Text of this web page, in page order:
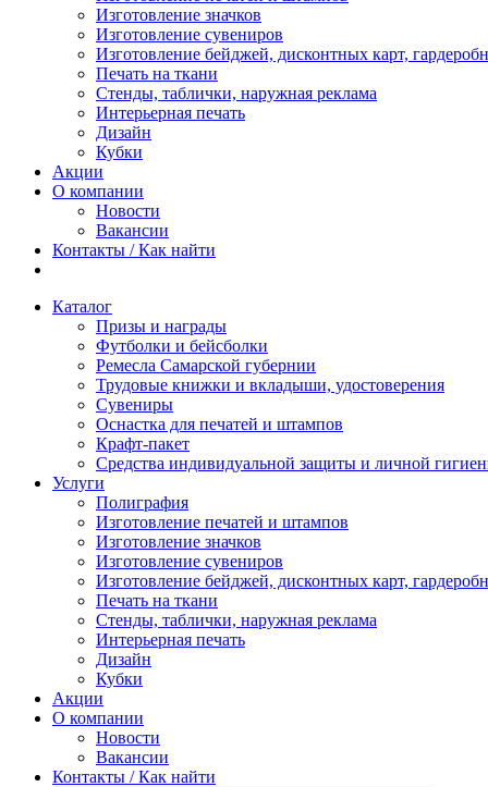
Изготовление значков
Изготовление сувениров
Изготовление бейджей, дисконтных карт,
Печать на ткани
Стенды, таблички, наружная реклама
Интерьерная печать
Дизайн
Кубки
Акции
О компании
Новости
Вакансии
Контакты / Как найти
Каталог
Призы и награды
Футболки и бейсболки
Ремесла Самарской губернии
Трудовые книжки и вкладыши, удостоверения
Сувениры
Оснастка для печатей и штампов
Крафт-пакет
Средства индивидуальной защиты и личной
Услуги
Полиграфия
Изготовление печатей и штампов
Изготовление значков
Изготовление сувениров
Изготовление бейджей, дисконтных карт,
Печать на ткани
Стенды, таблички, наружная реклама
Интерьерная печать
Дизайн
Кубки
Акции
О компании
Новости
Вакансии
Контакты / Как найти